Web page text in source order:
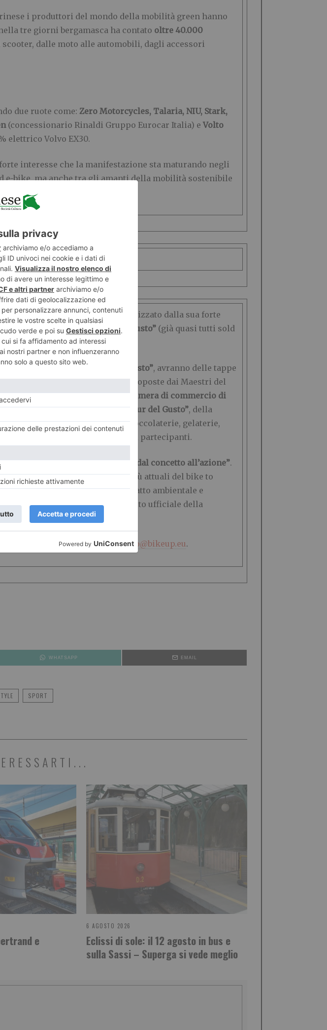
i produttori del mondo della mobilità green hanno
tre giorni bergamasca ha contato oltre 40.000
scooter, dalle moto alle automobili, dagli accessori
due ruote come: Zero Motorcycles, Talaria, NIU, Stark,
(concessionario Rinaldi Gruppo Eurocar Italia) e Volto
elettrico Volvo EX30.
interesse che la manifestazione sta maturando negli
bike, ma anche tra gli amanti della mobilità sostenibile
e gratuito sarà caratterizzato dalla sua forte
kids e gli“e-bike tour del gusto” (già quasi tutti sold
tour, chiamati “e-bike tour del Gusto”, avranno delle tappe
conoscere alcune specialità proposte dai Maestri del
promossi dallaCamera di commercio di
di Torino Cheese. Ogni“e-bike tour del Gusto”, della
del Gusto come, ad esempio, cioccolaterie, gelaterie,
diverso Maestro ad accogliere i partecipanti.
al cambiamento: il bike to work dal concetto all’azione”.
di esporre le tematiche più attuali del bike to
un abbassamento dell’impatto ambientale e
BikeUP saranno riportati sul sito ufficiale della
inviare tutte le richieste a:info@bikeup.eu.
WHATSAPP EMAIL
SPORT
e
6 AGOSTO 2026
Eclissi di sole: il 12 agosto in bus e
sulla Sassi – Superga si vede meglio